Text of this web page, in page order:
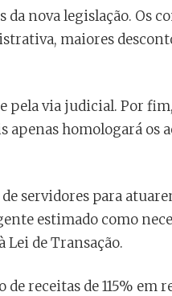
nova legislação. Os
maiores
pela via judicial. Por
apenas homologará os
servidores para
estimado como
Lei de Transação.
receitas de 115% em